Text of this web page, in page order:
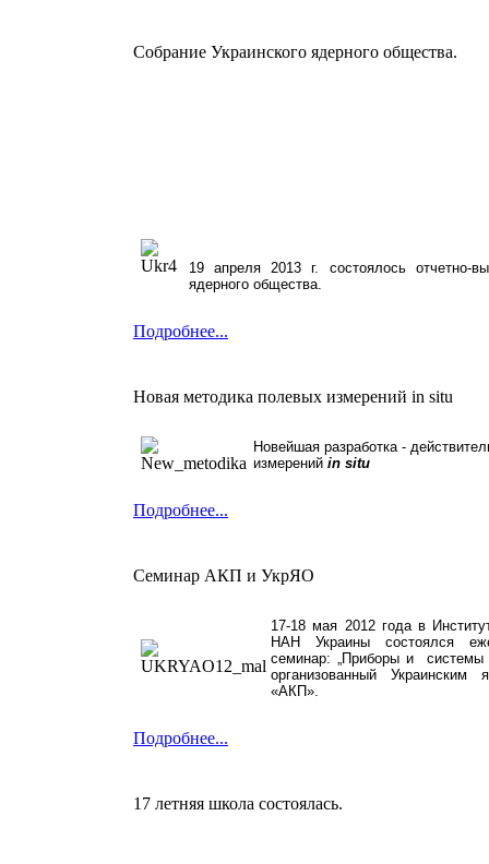
Cобрание Украинского ядерного общества.
19 апреля 2013 г. состоялось отчетно-
ядерного общества.
Подробнее...
Новая методика полевых измерений in situ
Новейшая разработка -
измерений in situ
Подробнее...
Семинар АКП и УкрЯО
17-18 мая 2012 года в
НАН Украины состоялся
семинар: „Приборы и системы
организованный
«АКП».
Подробнее...
17 летняя школа состоялась.